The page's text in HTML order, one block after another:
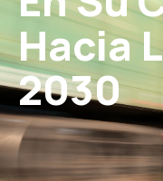
Hacia
2030